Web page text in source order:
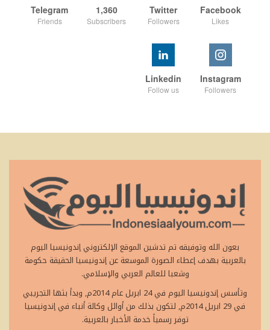
Facebook
Likes
Twitter
Followers
1,360
Subscribers
Telegram
Friends
Instagram
Followers
Linkedin
Follow us
بعون الله وتوفيقه تم تدشين الموقع الإلكتروني إندونيسيا اليوم
بالعربية بهدف إعطاء الصورة الموسعة عن إندونيسيا الحقيقة حكومة
وشعبا للعالم العربي والإسلامي.
وتأسس إندونيسيا اليوم في 24 ابريل عام 2014م, وبدأ بثها التجريبي
في 29 ابريل 2014م, لتكون بذلك من أوائل وكالة أنباء في إندونيسيا
توفر رسمياً خدمة الأخبار بالعربية.